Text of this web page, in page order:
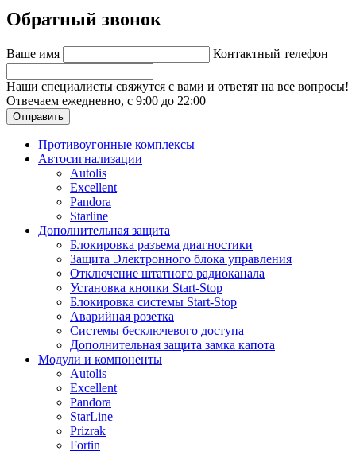
Обратный звонок
Ваше имя Контактный телефон
Наши специалисты свяжутся с вами и ответят на все вопросы!
Отвечаем ежедневно, с 9:00 до 22:00
Отправить
Противоугонные комплексы
Автосигнализации
Autolis
Excellent
Pandora
Starline
Дополнительная защита
Блокировка разъема диагностики
Защита Электронного блока управления
Отключение штатного радиоканала
Установка кнопки Start-Stop
Блокировка системы Start-Stop
Аварийная розетка
Системы бесключевого доступа
Дополнительная защита замка капота
Модули и компоненты
Autolis
Excellent
Pandora
StarLine
Prizrak
Fortin